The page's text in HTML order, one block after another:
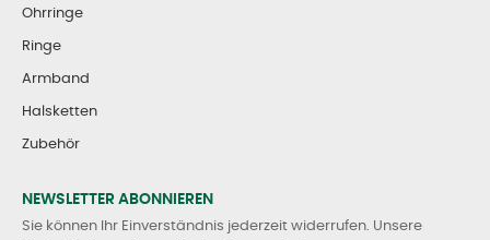
Ohrringe
Ringe
Armband
Halsketten
Zubehör
NEWSLETTER ABONNIEREN
Sie können Ihr Einverständnis jederzeit widerrufen. Unsere